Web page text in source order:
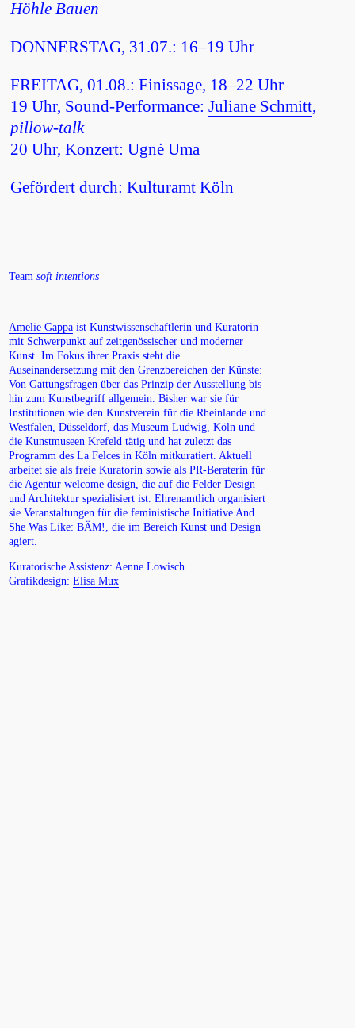
Höhle Bauen
DONNERSTAG, 31.07.: 16–19 Uhr
FREITAG, 01.08.: Finissage, 18–22 Uhr
19 Uhr, Sound-Performance: Juliane Schmitt,
pillow-talk
20 Uhr, Konzert: Ugnė Uma
Gefördert durch: Kulturamt Köln
Team soft intentions
Amelie Gappaist Kunstwissenschaftlerin und Kuratorin
mit Schwerpunkt auf zeitgenössischer und moderner
Kunst. Im Fokus ihrer Praxis steht die
Auseinandersetzung mit den Grenzbereichen der Künste:
Von Gattungsfragen über das Prinzip der Ausstellung bis
hin zum Kunstbegriff allgemein. Bisher war sie für
Institutionen wie den Kunstverein für die Rheinlande und
Westfalen, Düsseldorf, das Museum Ludwig, Köln und
die Kunstmuseen Krefeld tätig und hat zuletzt das
Programm des La Felces in Köln mitkuratiert. Aktuell
arbeitet sie als freie Kuratorin sowie als PR-Beraterin für
die Agentur welcome design, die auf die Felder Design
und Architektur spezialisiert ist. Ehrenamtlich organisiert
sie Veranstaltungen für die feministische Initiative And
She Was Like: BÄM!, die im Bereich Kunst und Design
agiert.
Kuratorische Assistenz: Aenne Lowisch
Grafikdesign: Elisa Mux